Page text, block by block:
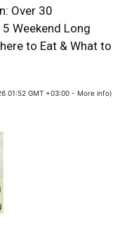
Over 30
Weekend Long
to Eat & What to
01:52 GMT +03:00 - More info)